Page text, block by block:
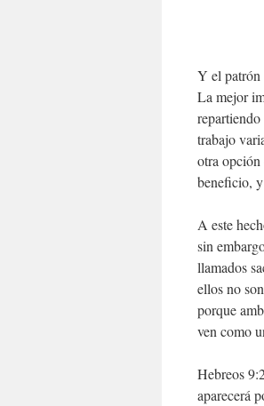
Y el patrón
La mejor
repartiendo
trabajo
otra opción
beneficio,
A este
sin
llamados
ellos no
porque
ven como
Hebreos
aparecerá